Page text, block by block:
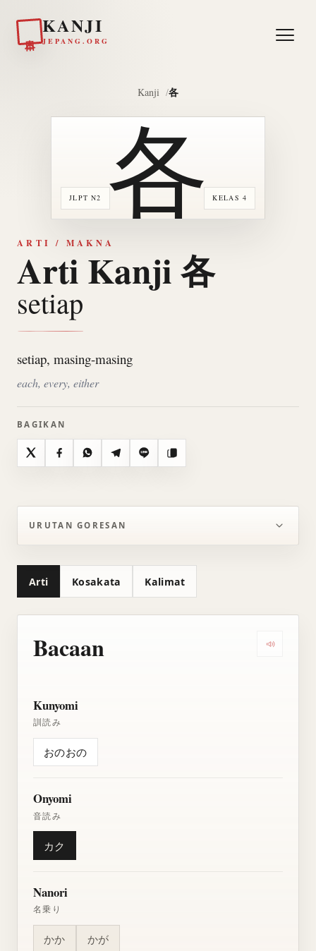
KANJI
JEPANG.ORG
Kanji 各
JLPT N2 KELAS 4
各
ARTI / MAKNA
Arti Kanji 各
setiap
setiap, masing-masing
each, every, either
BAGIKAN
X FacebookWhatsAppTelegramLine Salin
URUTAN GORESAN
Arti Kosakata Kalimat
Bacaan
Kunyomi
訓読み
おのおの
Onyomi
音読み
カク
Nanori
名乗り
かか かが